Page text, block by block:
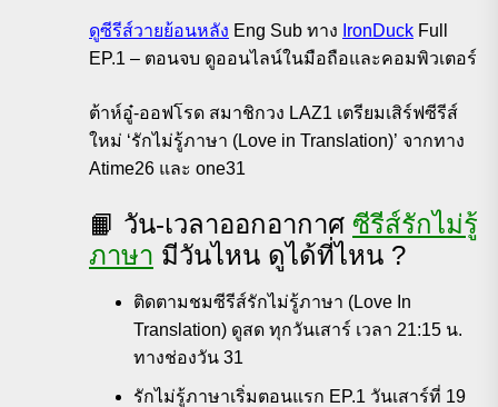
ดูซีรีส์วายย้อนหลัง Eng Sub ทาง IronDuck Full
EP.1 – ตอนจบ ดูออนไลน์ในมือถือและคอมพิวเตอร์
ต้าห์อู๋-ออฟโรด สมาชิกวง LAZ1 เตรียมเสิร์ฟซีรีส์
ใหม่ ‘รักไม่รู้ภาษา (Love in Translation)’ จากทาง
Atime26 และ one31
📙 วัน-เวลาออกอากาศ ซีรีส์รักไม่รู้
ภาษา มีวันไหน ดูได้ที่ไหน ?
ติดตามชมซีรีส์รักไม่รู้ภาษา (Love In
Translation) ดูสด ทุกวันเสาร์ เวลา 21:15 น.
ทางช่องวัน 31
รักไม่รู้ภาษาเริ่มตอนแรก EP.1 วันเสาร์ที่ 19